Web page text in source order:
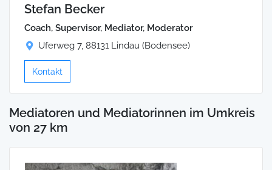
Stefan Becker
Coach, Supervisor, Mediator, Moderator
Uferweg 7, 88131 Lindau (Bodensee)
Kontakt
Mediatoren und Mediatorinnen im Umkreis
von 27 km